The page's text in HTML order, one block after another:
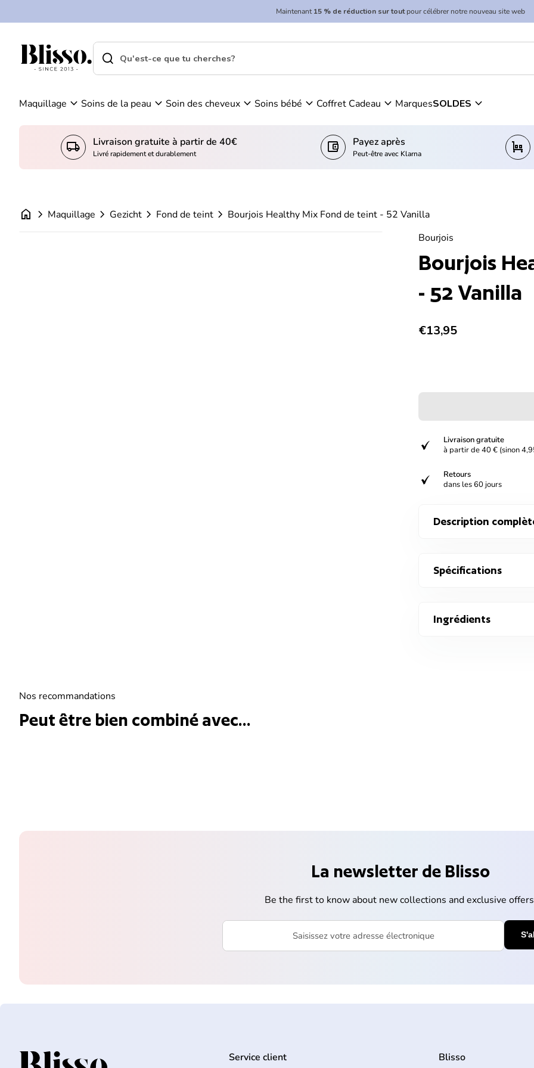
Bourjois Healthy Mix Fond de teint - 52 Vanilla
Maintenant15 % de réduction sur toutpour célébrer notre nouveau site web
Accueil
m
ir
on
pa
shopping_cart
Accueil
Recherche"
search
Maquillage expand_more Soins de la peau expand_more Soin des cheveux expand_more Soins bébé expand_more Coffret Cadeau expand_more MarquesSOLDES expand_more
local_shipping Livraison gratuite à partir de 40€
Livré rapidement et durablement account_balance_wallet Payez après
Peut-être avec Klarna trolley
home chevron_right Maquillage chevron_right Gezicht chevron_right Fond de teint chevron_right Bourjois Healthy Mix Fond de teint - 52 Vanilla
Bourjois
Bourjois
- 52 Vanilla
Prix normal
€13,95
verified
Livraison gratuite
à partir de 40 € (sinon
verified
Retours
dans les 60 jours
Description
Spécifications
Ingrédients
Nos recommandations
Peut être bien combiné avec...
La newsletter de Blisso
Be the first to know about new collections and exclusive
Saisissez votre adresse électronique
Accueil Service client Blisso